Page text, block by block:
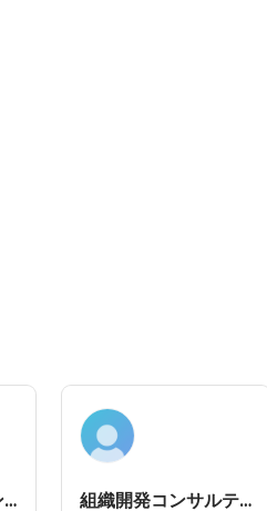
警備コンサルティング 組織開発コンサルティング